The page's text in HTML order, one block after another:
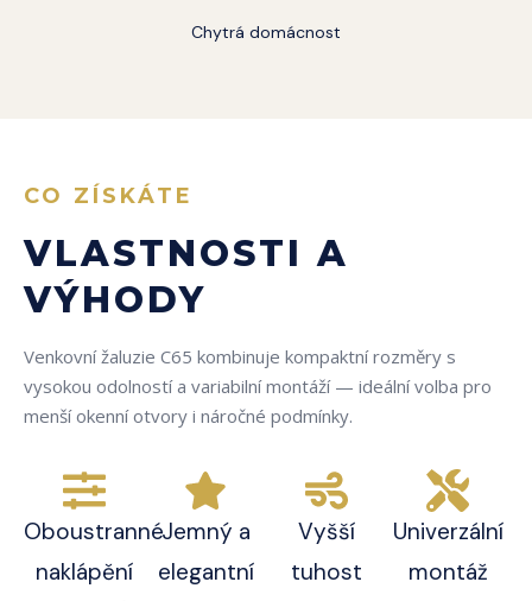
Chytrá domácnost
Oboustranné
naklápění
Jemný a
elegantní
Vyšší
tuhost
Univerzální
montáž
CO ZÍSKÁTE
VLASTNOSTI A
VÝHODY
Venkovní žaluzie C65 kombinuje kompaktní rozměry s
vysokou odolností a variabilní montáží — ideální volba pro
menší okenní otvory i náročné podmínky.